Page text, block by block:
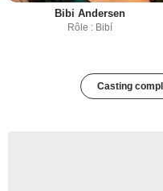
Bibi Andersen
Rôle : Bibí
Casting